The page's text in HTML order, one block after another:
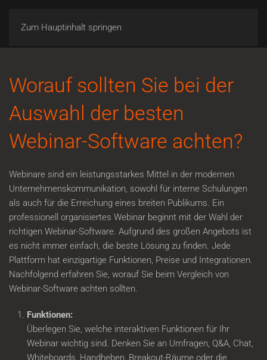
Zum Hauptinhalt springen
Worauf sollten Sie bei der
Auswahl der besten
Webinar-Software achten?
Webinare sind ein leistungsstarkes Mittel in der modernen
Unternehmenskommunikation, sowohl für interne Schulungen
als auch für die Erreichung eines breiten Publikums. Ein
professionell organisiertes Webinar beginnt mit der Wahl der
richtigen Webinar-Software. Aufgrund des großen Angebots ist
es nicht immer einfach, die beste Lösung zu finden. Jede
Plattform hat einzigartige Funktionen, Preise und Integrationen.
Nachfolgend erfahren Sie, worauf Sie beim Vergleich von
Webinar-Software achten sollten.
Funktionen:
Überlegen Sie, welche interaktiven Funktionen für Ihr
Webinar wichtig sind. Denken Sie an Umfragen, Q&A, Chat,
Whiteboards, Handheben, Breakout-Räume oder die